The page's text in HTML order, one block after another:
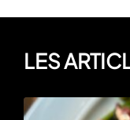
LES